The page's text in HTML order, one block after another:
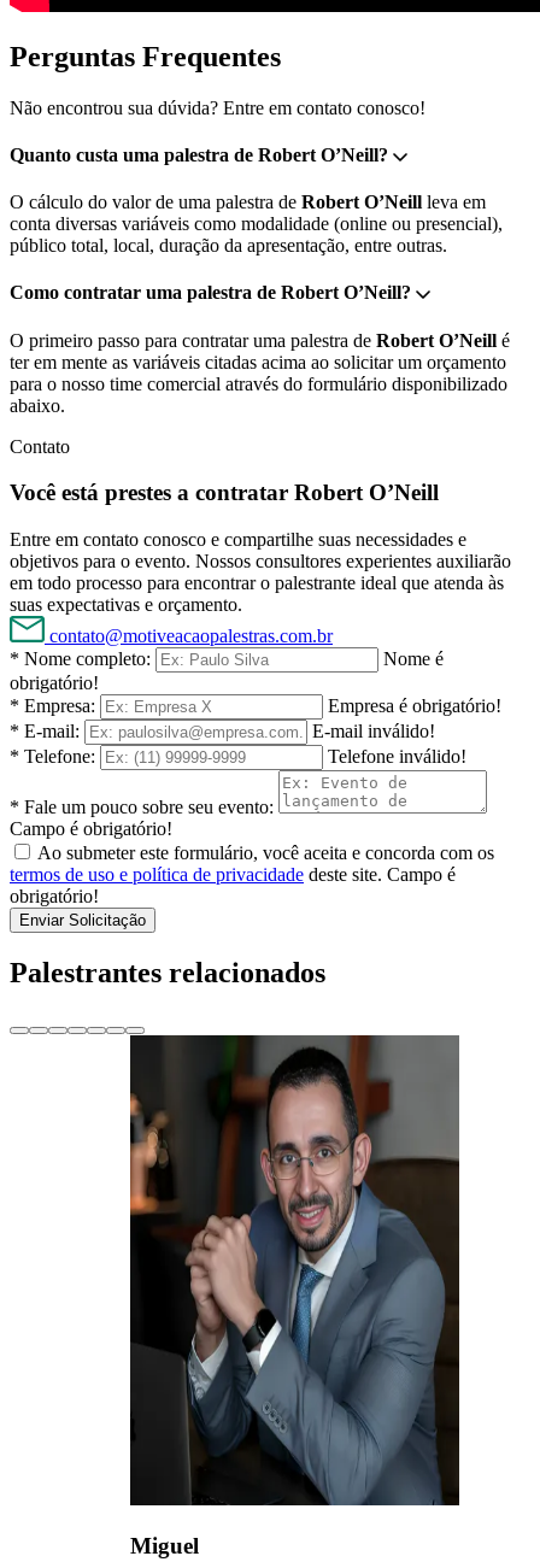
Perguntas Frequentes
Não encontrou sua dúvida? Entre em contato conosco!
Quanto custa uma palestra de Robert O’Neill?
O cálculo do valor de uma palestra de Robert O’Neill leva em
conta diversas variáveis como modalidade (online ou presencial),
público total, local, duração da apresentação, entre outras.
Como contratar uma palestra de Robert O’Neill?
O primeiro passo para contratar uma palestra de Robert O’Neill é
ter em mente as variáveis citadas acima ao solicitar um orçamento
para o nosso time comercial através do formulário disponibilizado
abaixo.
Contato
Você está prestes a contratar Robert O’Neill
Entre em contato conosco e compartilhe suas necessidades e
objetivos para o evento. Nossos consultores experientes auxiliarão
em todo processo para encontrar o palestrante ideal que atenda às
suas expectativas e orçamento.
contato@motiveacaopalestras.com.br
* Nome completo:
Nome é
obrigatório!
* Empresa:
Empresa é obrigatório!
* E-mail:
E-mail inválido!
* Telefone:
Telefone inválido!
* Fale um pouco sobre seu evento:
Campo é obrigatório!
Ao submeter este formulário, você aceita e concorda com os
termos de uso e política de privacidade deste site. Campo é
obrigatório!
Enviar Solicitação
Palestrantes relacionados
Miguel